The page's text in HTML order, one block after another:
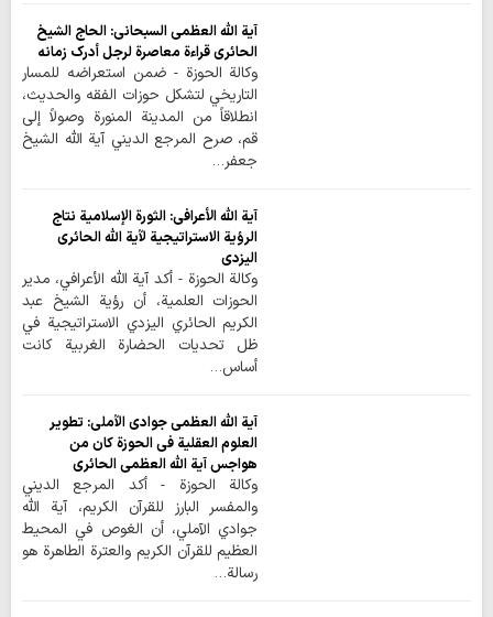
آية الله العظمى السبحاني: الحاج الشيخ
الحائري قراءة معاصرة لرجل أدرك زمانه
وكالة الحوزة - ضمن استعراضه للمسار
التاریخي لتشکل حوزات الفقه والحدیث،
انطلاقاً من المدینة المنورة وصولاً إلى
قم، صرح المرجع الديني آية الله الشيخ
جعفر…
آية الله الأعرافي: الثورة الإسلامية نتاج
الرؤية الاستراتيجية لآية الله الحائري
اليزدي
وكالة الحوزة - أكد آية الله الأعرافي، مدير
الحوزات العلمية، أن رؤية الشيخ عبد
الكريم الحائري اليزدي الاستراتيجية في
ظل تحديات الحضارة الغربية كانت
أساس…
آية الله العظمى جوادي الآملي: تطوير
العلوم العقلية في الحوزة كان من
هواجس آية الله العظمى الحائري
وكالة الحوزة - أكد المرجع الديني
والمفسر البارز للقرآن الكريم، آية الله
جوادي الآملي، أن الغوص في المحيط
العظيم للقرآن الكريم والعترة الطاهرة هو
رسالة…